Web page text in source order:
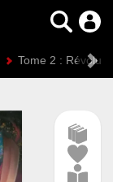
Tome 2 :